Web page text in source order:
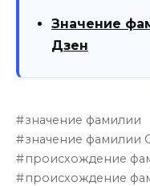
Значение
Дзен
значение фамилии
значение фамилии
происхождение
происхождение